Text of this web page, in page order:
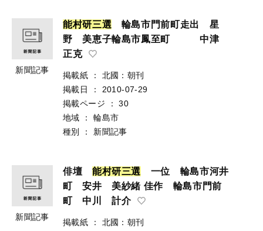
新聞記事
能村研三選 輪島市門前町走出 星
野 美恵子輪島市鳳至町 中津
正克
掲載紙 ：
北國：朝刊
掲載日
：
2010-07-29
掲載ページ
：
30
地域
：
輪島市
種別
： 新聞記事
新聞記事
俳壇 能村研三選
一位 輪島市河井
町 安井 美紗緒 佳作 輪島市門前
町 中川 計介
掲載紙 ：
北國：朝刊